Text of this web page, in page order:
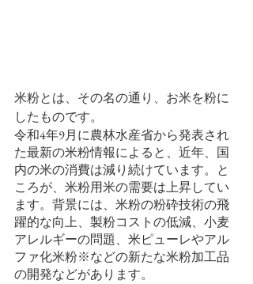
米粉とは、その名の通り、お米を粉に
したものです。
令和4年9月に農林水産省から発表され
た最新の米粉情報によると、近年、国
内の米の消費は減り続けています。と
ころが、米粉用米の需要は上昇してい
ます。背景には、米粉の粉砕技術の飛
躍的な向上、製粉コストの低減、小麦
アレルギーの問題、米ピューレやアル
ファ化米粉※などの新たな米粉加工品
の開発などがあります。